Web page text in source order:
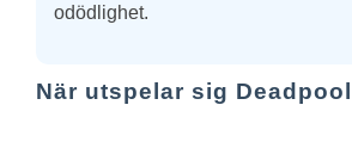
odödlighet.
När utspelar sig